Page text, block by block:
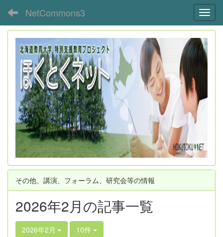
NetCommons3
その他、講演、フォーラム、研究会等の情報
2026年2月の記事一覧
2026年2月 10件